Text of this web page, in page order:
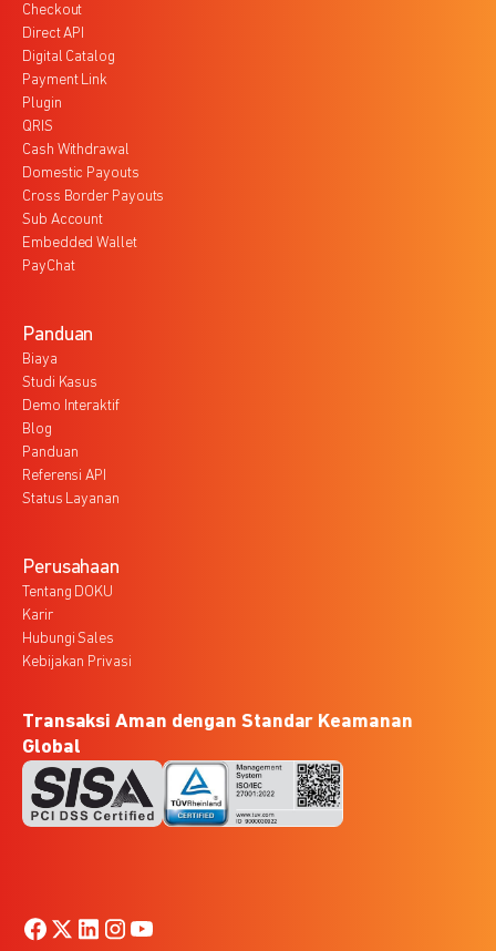
Checkout
Direct API
Digital Catalog
Payment Link
Plugin
QRIS
Cash Withdrawal
Domestic Payouts
Cross Border Payouts
Sub Account
Embedded Wallet
PayChat
Panduan
Biaya
Studi Kasus
Demo Interaktif
Blog
Panduan
Referensi API
Status Layanan
Perusahaan
Tentang DOKU
Karir
Hubungi Sales
Kebijakan Privasi
Transaksi Aman dengan Standar Keamanan
Global